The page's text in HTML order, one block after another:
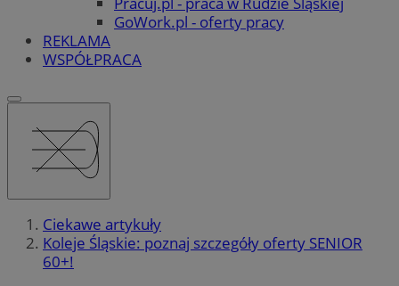
GoWork.pl - oferty pracy
REKLAMA
WSPÓŁPRACA
Ciekawe artykuły
Koleje Śląskie: poznaj szczegóły oferty SENIOR
60+!